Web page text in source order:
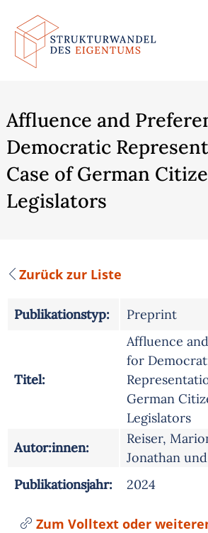
Zum
Inhalt
springen
Affluence and
Democratic
Case of German
Legislators
Zurück zur Liste
Publikationstyp: Preprint
Titel:
Affluence
for
German
Legislators
Autor:innen:
Reiser,
Jonathan
Publikationsjahr:
2024
Zum Volltext oder